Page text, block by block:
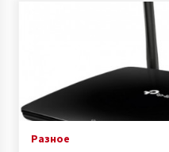
Слепая
группу, в
7 лет ago
После
Анна
на войну
Разное